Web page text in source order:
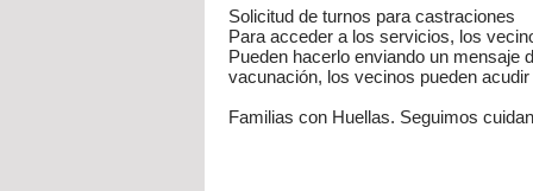
Solicitud de turnos para castraciones
Para acceder a los servicios, los
Pueden hacerlo enviando un mensaje
vacunación, los vecinos pueden
Familias con Huellas. Seguimos